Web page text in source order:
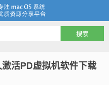
活PD虚拟机软件下载